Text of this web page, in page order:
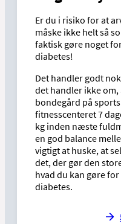
Er du i risiko for at
måske ikke helt så
faktisk gøre noget
diabetes!
Det handler godt
det handler ikke om,
bondegård på
fitnesscenteret 7
kg inden næste
en god balance
vigtigt at huske, at
det, der gør den
hvad du kan gøre
diabetes.